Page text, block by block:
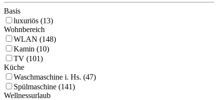
Basis
luxuriös (13)
Wohnbereich
WLAN (148)
Kamin (10)
TV (101)
Küche
Waschmaschine i. Hs. (47)
Spülmaschine (141)
Wellnessurlaub